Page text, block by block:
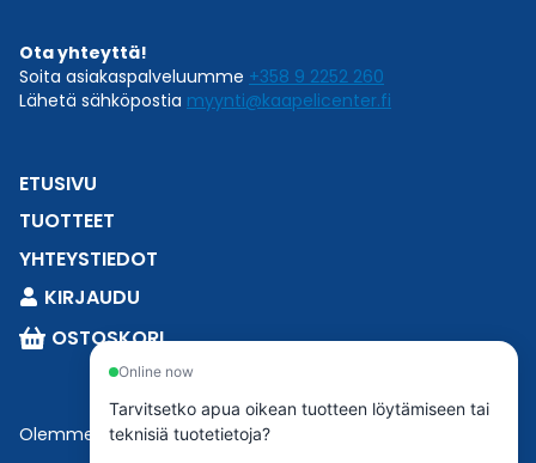
Ota yhteyttä!
Soita asiakaspalveluumme +358 9 2252 260
Lähetä sähköpostia myynti@kaapelicenter.fi
ETUSIVU
TUOTTEET
YHTEYSTIEDOT
KIRJAUDU
OSTOSKORI
Olemme osaEsbeconia.
Online now
Tarvitsetko apua oikean tuotteen löytämiseen tai
teknisiä tuotetietoja?